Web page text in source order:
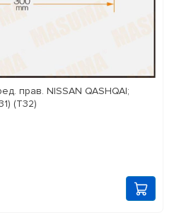
прав. NISSAN QASHQAI;
(T32)